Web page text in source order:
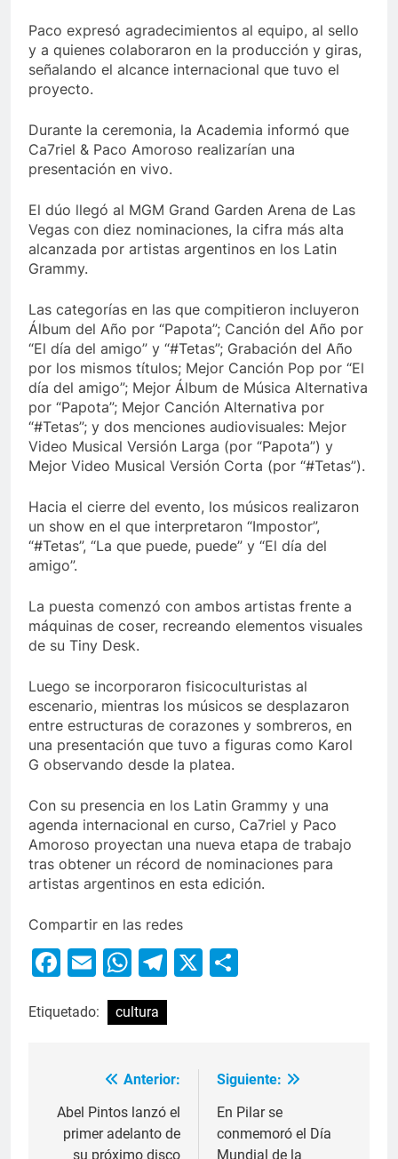
Paco expresó agradecimientos al equipo, al sello
y a quienes colaboraron en la producción y giras,
señalando el alcance internacional que tuvo el
proyecto.
Durante la ceremonia, la Academia informó que
Ca7riel & Paco Amoroso realizarían una
presentación en vivo.
El dúo llegó al MGM Grand Garden Arena de Las
Vegas con diez nominaciones, la cifra más alta
alcanzada por artistas argentinos en los Latin
Grammy.
Las categorías en las que compitieron incluyeron
Álbum del Año por “Papota”; Canción del Año por
“El día del amigo” y “#Tetas”; Grabación del Año
por los mismos títulos; Mejor Canción Pop por “El
día del amigo”; Mejor Álbum de Música Alternativa
por “Papota”; Mejor Canción Alternativa por
“#Tetas”; y dos menciones audiovisuales: Mejor
Video Musical Versión Larga (por “Papota”) y
Mejor Video Musical Versión Corta (por “#Tetas”).
Hacia el cierre del evento, los músicos realizaron
un show en el que interpretaron “Impostor”,
“#Tetas”, “La que puede, puede” y “El día del
amigo”.
La puesta comenzó con ambos artistas frente a
máquinas de coser, recreando elementos visuales
de su Tiny Desk.
Luego se incorporaron fisicoculturistas al
escenario, mientras los músicos se desplazaron
entre estructuras de corazones y sombreros, en
una presentación que tuvo a figuras como Karol
G observando desde la platea.
Con su presencia en los Latin Grammy y una
agenda internacional en curso, Ca7riel y Paco
Amoroso proyectan una nueva etapa de trabajo
tras obtener un récord de nominaciones para
artistas argentinos en esta edición.
Compartir en las redes
Facebook
EmailWhatsApp
Telegram
X
Etiquetado: cultura
Anterior:
Abel Pintos lanzó el
primer adelanto de
su próximo disco
Siguiente:
En Pilar se
conmemoró el Día
Mundial de la